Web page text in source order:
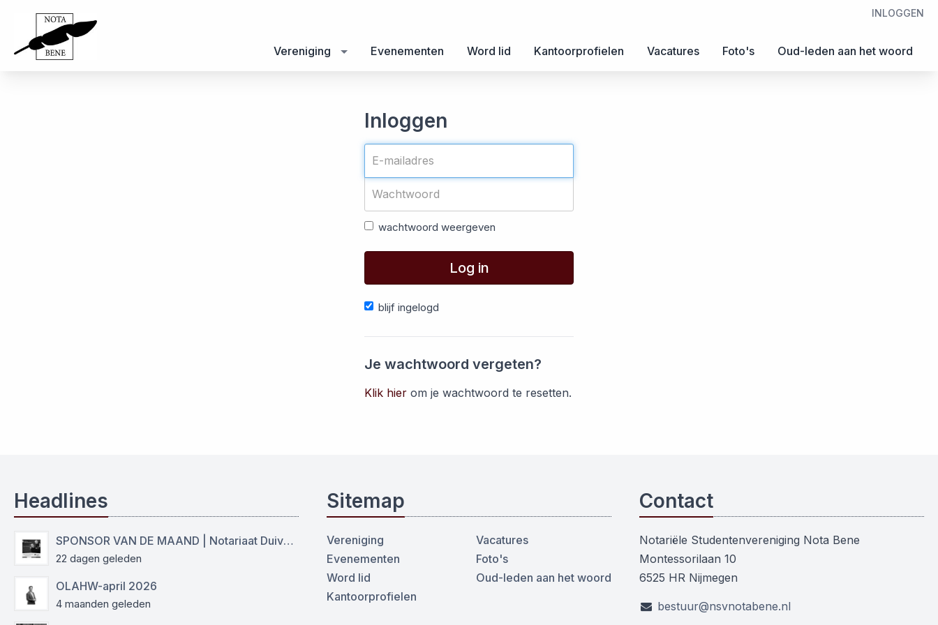
INLOGGEN
Vereniging Evenementen Word lid Kantoorprofielen Vacatures Foto's Oud-leden aan het woord
Inloggen
wachtwoord weergeven
Log in
blijf ingelogd
Je wachtwoord vergeten?
Klik hier om je wachtwoord te resetten.
Headlines
SPONSOR VAN DE MAAND | Notariaat Duiven Westervoort
22 dagen geleden
OLAHW-april 2026
4 maanden geleden
Sitemap
Vereniging
Evenementen
Word lid
Kantoorprofielen
Vacatures
Foto's
Oud-leden aan het woord
Contact
Notariële Studentenvereniging Nota Bene
Montessorilaan 10
6525 HR Nijmegen
bestuur@nsvnotabene.nl